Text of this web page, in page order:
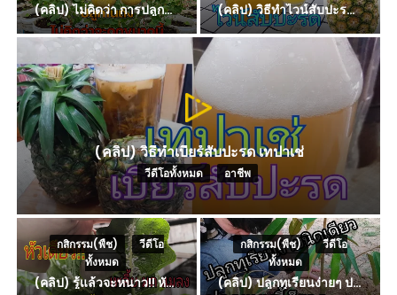
(คลิป) ไม่คิดว่า การปลูกแคนตาลูปในถัง จะได้ผลลูกโตและหวานขนาดนี้ I didn’t expect that growing cantaloupe in a barrel would yield such large and sweet fruit (คลิป) วิธีทำไวน์สับปะรด Pineapple Wine
(คลิป) วิธีทำเบียร์สับปะรด เทปาเช่
วีดีโอทั้งหมด , อาชีพ
กสิกรรม(พืช) , วีดีโอ
ทั้งหมด
(คลิป) รู้แล้วจะหนาว!! หัวเดียว สูตรกำจัดเพลี้ย มด หนอนแมลง หนีกระเจิงทั้งสวน ลองทำดูสิ
กสิกรรม(พืช) , วีดีโอ
ทั้งหมด
(คลิป) ปลูกทุเรียนง่ายๆ ปลูกแบบนี้ก็รอด ปลูกทุเรียนต้นคู่ แบบเสียบยอดและเมล็ด